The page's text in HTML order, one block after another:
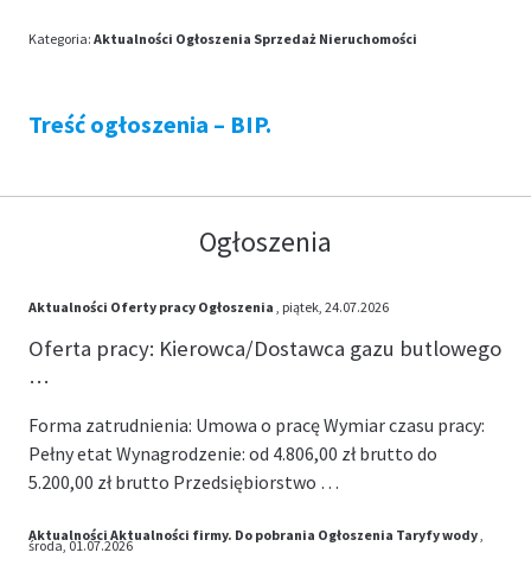
Kategoria: Aktualności Ogłoszenia Sprzedaż Nieruchomości
Treść ogłoszenia – BIP.
Ogłoszenia
Aktualności Oferty pracy Ogłoszenia , piątek, 24.07.2026
Oferta pracy: Kierowca/Dostawca gazu butlowego
…
Forma zatrudnienia: Umowa o pracę Wymiar czasu pracy:
Pełny etat Wynagrodzenie: od 4.806,00 zł brutto do
5.200,00 zł brutto Przedsiębiorstwo …
Aktualności Aktualności firmy. Do pobrania Ogłoszenia Taryfy wody,
środa, 01.07.2026